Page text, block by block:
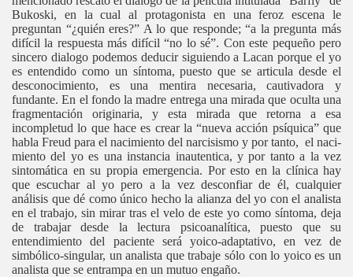
Bukoski, en la cual al protagonista en una feroz escena le
preguntan “¿quién eres?” A lo que responde; “a la pregunta más
difícil la respuesta más difícil “no lo sé”. Con este pequeño pero
sincero dialogo podemos deducir siguiendo a Lacan porque el yo
es entendido como un síntoma, puesto que se articula desde el
desconocimiento, es una mentira necesaria, cautivadora y
fundante. En el fondo la madre entrega una mirada que oculta una
fragmentación originaria, y esta mirada que retorna a esa
incompletud lo que hace es crear la “nueva acción psíquica” que
habla Freud para el nacimiento del narcisismo y por tanto, el naci-
miento del yo es una instancia inautentica, y por tanto a la vez
sintomática en su propia emergencia. Por esto en la clínica hay
que escuchar al yo pero a la vez desconfiar de él, cualquier
análisis que dé como único hecho la alianza del yo con el analista
en el trabajo, sin mirar tras el velo de este yo como síntoma, deja
de trabajar desde la lectura psicoanalítica, puesto que su
entendimiento del paciente será yoico-adaptativo, en vez de
simbólico-singular, un analista que trabaje sólo con lo yoico es un
analista que se entrampa en un mutuo engaño.